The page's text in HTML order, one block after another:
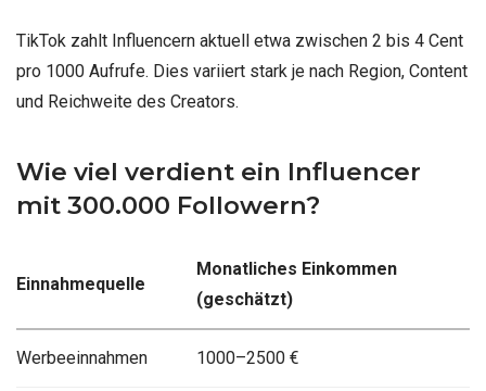
TikTok zahlt Influencern aktuell etwa zwischen 2 bis 4 Cent
pro 1000 Aufrufe. Dies variiert stark je nach Region, Content
und Reichweite des Creators.
Wie viel verdient ein Influencer
mit 300.000 Followern?
Einnahmequelle
Monatliches Einkommen
(geschätzt)
Werbeeinnahmen 1000–2500 €